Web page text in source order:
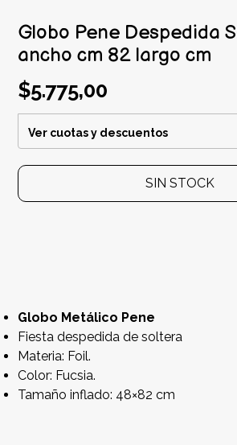
Globo Pene Despedida
ancho cm 82 largo cm
$5.775,00
Ver cuotas y descuentos
SIN STOCK
Globo Metálico Pene
Fiesta despedida de soltera
Materia: Foil.
Color: Fucsia.
Tamaño inflado: 48×82 cm